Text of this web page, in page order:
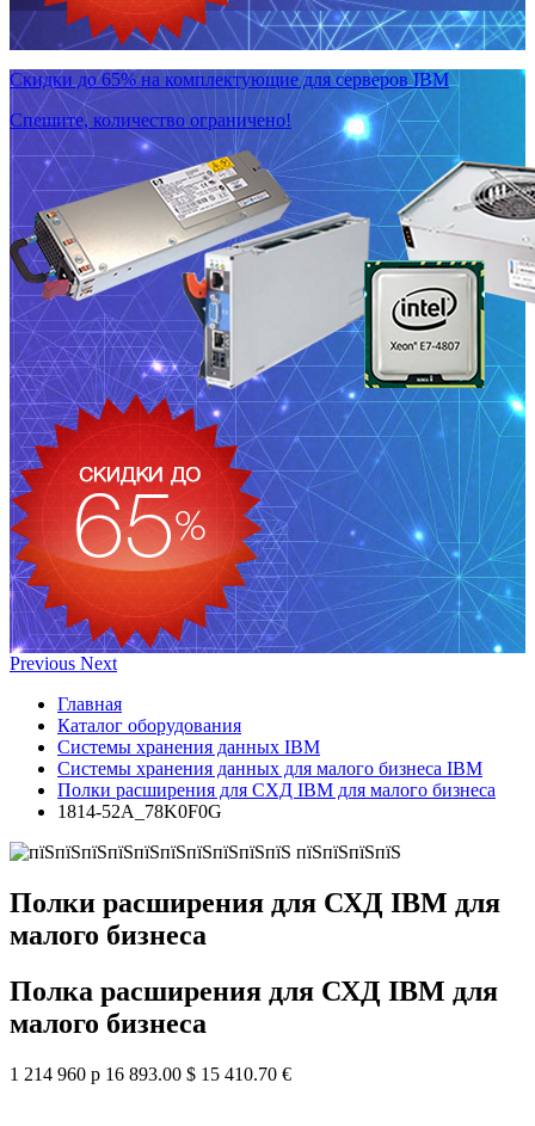
Скидки до 65% на комплектующие для серверов IBM
Спешите, количество ограничено!
Previous Next
Главная
Каталог оборудования
Системы хранения данных IBM
Системы хранения данных для малого бизнеса IBM
Полки расширения для СХД IBM для малого бизнеса
1814-52A_78K0F0G
Полки расширения для СХД IBM для
малого бизнеса
Полка расширения для СХД IBM для
малого бизнеса
1 214 960 р 16 893.00 $ 15 410.70 €